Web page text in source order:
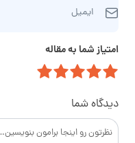
م‌
ا
ن
ا
د
گ
ر
ا
ی
ی
ل
ایمیل
امتیاز شما به مقاله
دیدگاه شما